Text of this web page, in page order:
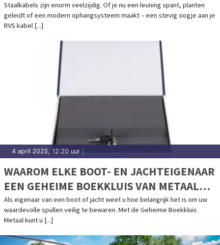
Staalkabels zijn enorm veelzijdig. Of je nu een leuning spant, planten
geleidt of een modern ophangsysteem maakt – een stevig oogje aan je
RVS kabel [...]
4 april 2025, 12:20 uur
WAAROM ELKE BOOT- EN JACHTEIGENAAR
EEN GEHEIME BOEKKLUIS VAN METAAL
MOET HEBBEN
Als eigenaar van een boot of jacht weet u hoe belangrijk het is om uw
waardevolle spullen veilig te bewaren. Met de Geheime Boekkluis
Metaal kunt u [...]